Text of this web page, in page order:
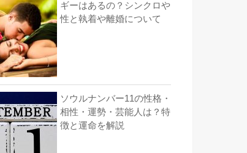
ギーはあるの？シンクロや
性と執着や離婚について
ソウルナンバー11の性格・
相性・運勢・芸能人は？特
徴と運命を解説